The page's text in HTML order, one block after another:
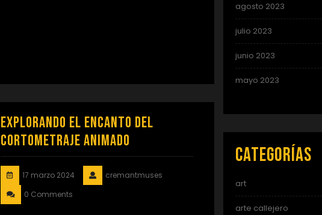
Explorando el Encanto del
Cortometraje Animado
17 marzo 2024
cremantmuses
0 Comments
agosto 2023
julio 2023
junio 2023
mayo 2023
Categorías
art
arte callejero